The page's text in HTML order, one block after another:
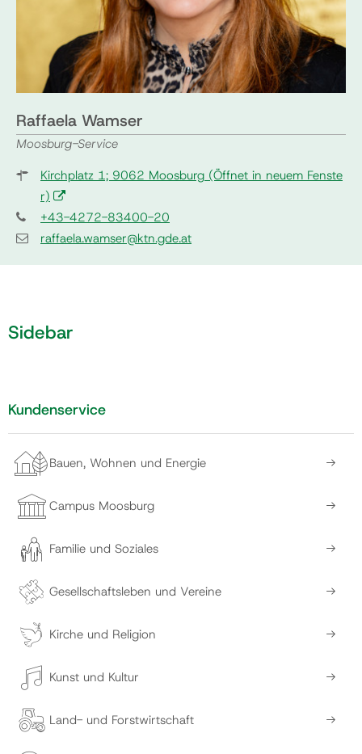
Raffaela Wamser
Moosburg-Service
Kirchplatz 1; 9062 Moosburg (Öffnet in neuem Fenste
r)
+43-4272-83400-20
raffaela.wamser@ktn.gde.at
Sidebar
Kundenservice
Bauen, Wohnen und Energie
Campus Moosburg
Familie und Soziales
Gesellschaftsleben und Vereine
Kirche und Religion
Kunst und Kultur
Land- und Forstwirtschaft